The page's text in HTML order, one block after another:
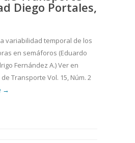
Diego Portales,
variabilidad temporal de los
en semáforos (Eduardo
Fernández A.) Ver en
Transporte Vol. 15, Núm. 2
→